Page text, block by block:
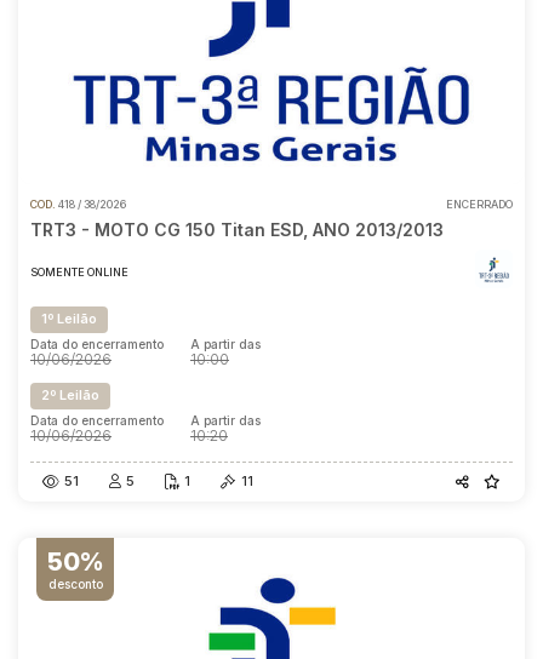
COD. 418 / 38/2026 ENCERRADO
TRT3 - MOTO CG 150 Titan ESD, ANO 2013/2013
SOMENTE ONLINE
1º Leilão
Data do encerramento
10/06/2026
A partir das
10:00
2º Leilão
Data do encerramento
10/06/2026
A partir das
10:20
51 5 1 11
50%
desconto